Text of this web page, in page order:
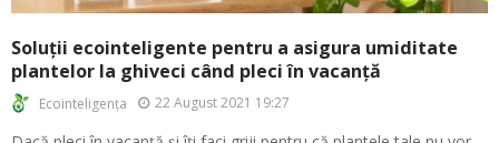
Soluții ecointeligente pentru a asigura umiditate
plantelor la ghiveci când pleci în vacanță
Ecointeligența 22 August 2021 19:27